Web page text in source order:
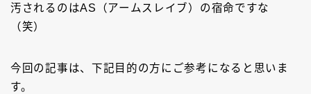
汚されるのはAS（アームスレイブ）の宿命ですな
（笑）
今回の記事は、下記目的の方にご参考になると思いま
す。